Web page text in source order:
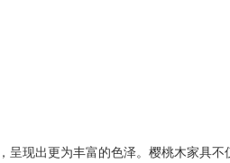
现出更为丰富的色泽。樱桃木家具